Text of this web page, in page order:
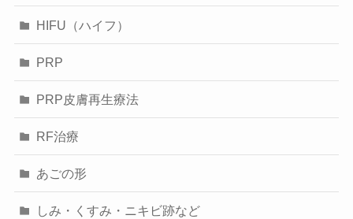
HIFU（ハイフ）
PRP
PRP皮膚再生療法
RF治療
あごの形
しみ・くすみ・ニキビ跡など